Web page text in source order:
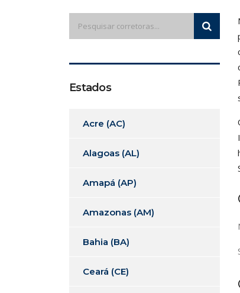
Estados
Acre (AC)
Alagoas (AL)
Amapá (AP)
Amazonas (AM)
Bahia (BA)
Ceará (CE)